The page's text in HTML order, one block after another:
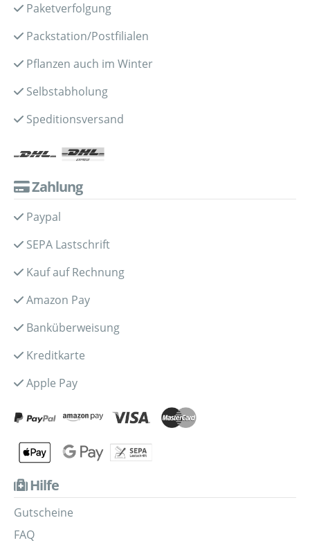
Paketverfolgung
Packstation/Postfilialen
Pflanzen auch im Winter
Selbstabholung
Speditionsversand
Zahlung
Paypal
SEPA Lastschrift
Kauf auf Rechnung
Amazon Pay
Banküberweisung
Kreditkarte
Apple Pay
Hilfe
Gutscheine
FAQ